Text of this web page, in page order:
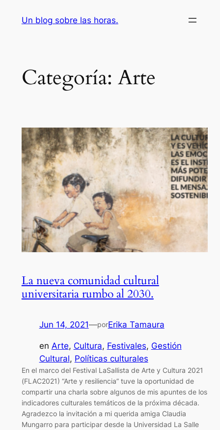
Un blog sobre las horas.
Categoría: Arte
La nueva comunidad cultural
universitaria rumbo al 2030.
Jun 14, 2021—porErika Tamaura
en Arte, Cultura, Festivales, Gestión
Cultural, Políticas culturales
En el marco del Festival LaSallista de Arte y Cultura 2021
(FLAC2021) “Arte y resiliencia” tuve la oportunidad de
compartir una charla sobre algunos de mis apuntes de los
indicadores culturales temáticos de la próxima década.
Agradezco la invitación a mi querida amiga Claudia
Mungarro para participar desde la Universidad La Salle